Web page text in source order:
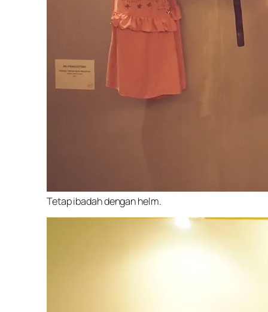
Tetap ibadah dengan helm.